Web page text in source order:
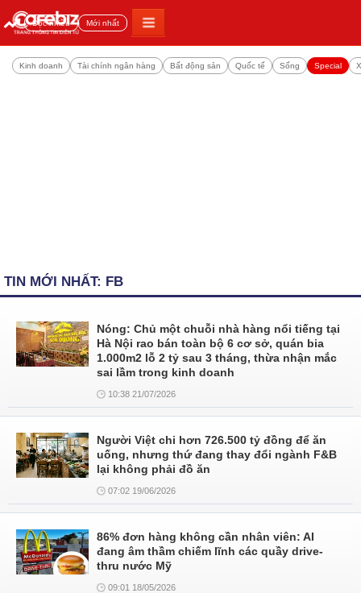
Đọc nhiều Mới nhất
Kinh doanh Tài chính ngân hàng Bất động sản Quốc tế Sống Special
TIN MỚI NHẤT: FB
Nóng: Chủ một chuỗi nhà hàng nổi tiếng tại
Hà Nội rao bán toàn bộ 6 cơ sở, quán bia
1.000m2 lỗ 2 tỷ sau 3 tháng, thừa nhận mắc
sai lầm trong kinh doanh
10:38 21/07/2026
Người Việt chi hơn 726.500 tỷ đồng để ăn
uống, nhưng thứ đang thay đổi ngành F&B
lại không phải đồ ăn
07:02 19/06/2026
86% đơn hàng không cần nhân viên: AI
đang âm thầm chiếm lĩnh các quầy drive-
thru nước Mỹ
09:01 18/05/2026